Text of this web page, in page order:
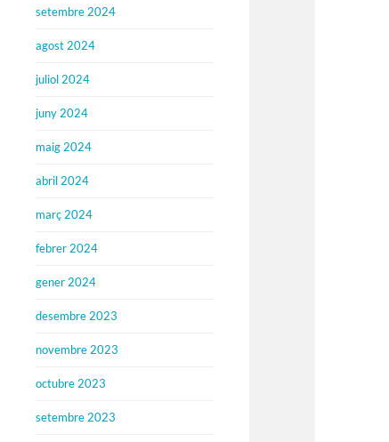
setembre 2024
agost 2024
juliol 2024
juny 2024
maig 2024
abril 2024
març 2024
febrer 2024
gener 2024
desembre 2023
novembre 2023
octubre 2023
setembre 2023